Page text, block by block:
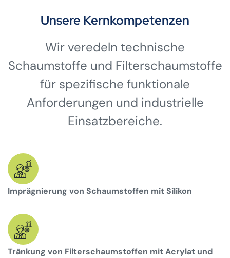
Unsere Kernkompetenzen
Wir veredeln technische
Schaumstoffe und Filterschaumstoffe
für spezifische funktionale
Anforderungen und industrielle
Einsatzbereiche.
Imprägnierung von Schaumstoffen mit Silikon
Tränkung von Filterschaumstoffen mit Acrylat und